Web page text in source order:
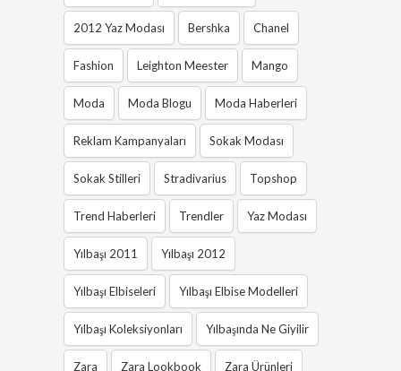
2012 Yaz Modası Bershka Chanel
Fashion Leighton Meester Mango
Moda Moda Blogu Moda Haberleri
Reklam Kampanyaları Sokak Modası
Sokak Stilleri Stradivarius Topshop
Trend Haberleri Trendler Yaz Modası
Yılbaşı 2011 Yılbaşı 2012
Yılbaşı Elbiseleri Yılbaşı Elbise Modelleri
Yılbaşı Koleksiyonları Yılbaşında Ne Giyilir
Zara Zara Lookbook Zara Ürünleri